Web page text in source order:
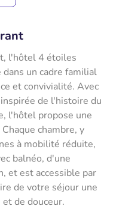
l'hôtel 4 étoiles
un cadre familial
et convivialité. Avec
de l'histoire du
l'hôtel propose une
chambre, y
à mobilité réduite,
balnéo, d'une
et est accessible par
de votre séjour une
de douceur.